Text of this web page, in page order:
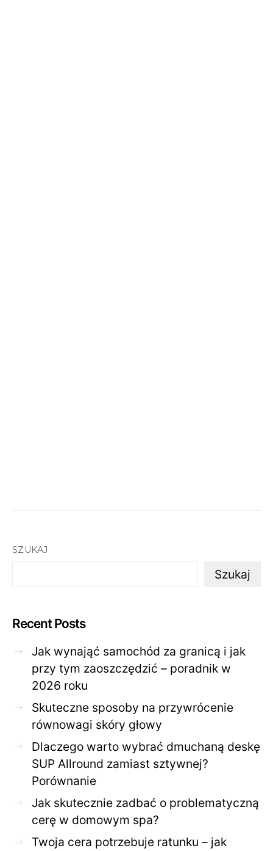
SZUKAJ
Szukaj
Recent Posts
Jak wynająć samochód za granicą i jak
przy tym zaoszczędzić – poradnik w
2026 roku
Skuteczne sposoby na przywrócenie
równowagi skóry głowy
Dlaczego warto wybrać dmuchaną deskę
SUP Allround zamiast sztywnej?
Porównanie
Jak skutecznie zadbać o problematyczną
cerę w domowym spa?
Twoja cera potrzebuje ratunku – jak